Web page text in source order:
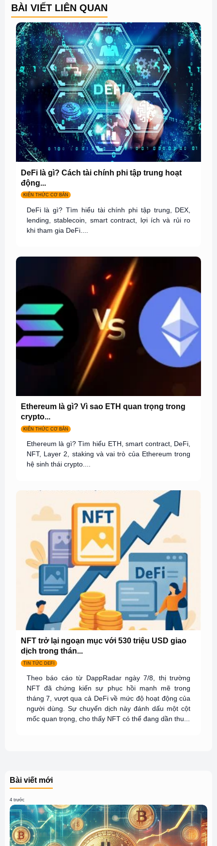
BÀI VIẾT LIÊN QUAN
DeFi là gì? Cách tài chính phi tập trung hoạt
động...
KIẾN THỨC CƠ BẢN
DeFi là gì? Tìm hiểu tài chính phi tập trung, DEX,
lending, stablecoin, smart contract, lợi ích và rủi ro
khi tham gia DeFi....
Ethereum là gì? Vì sao ETH quan trọng trong
crypto...
KIẾN THỨC CƠ BẢN
Ethereum là gì? Tìm hiểu ETH, smart contract, DeFi,
NFT, Layer 2, staking và vai trò của Ethereum trong
hệ sinh thái crypto....
NFT trở lại ngoạn mục với 530 triệu USD giao
dịch trong thán...
TIN TỨC DEFI
Theo báo cáo từ DappRadar ngày 7/8, thị trường
NFT đã chứng kiến sự phục hồi mạnh mẽ trong
tháng 7, vượt qua cả DeFi về mức độ hoạt động của
người dùng. Sự chuyển dịch này đánh dấu một cột
mốc quan trọng, cho thấy NFT có thể đang dần thu...
Bài viết mới
4 trước